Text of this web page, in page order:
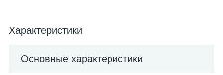
Характеристики
Основные характеристики